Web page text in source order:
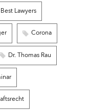
Best Lawyers
Corona
Dr. Thomas Rau